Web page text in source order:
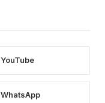
YouTube
WhatsApp